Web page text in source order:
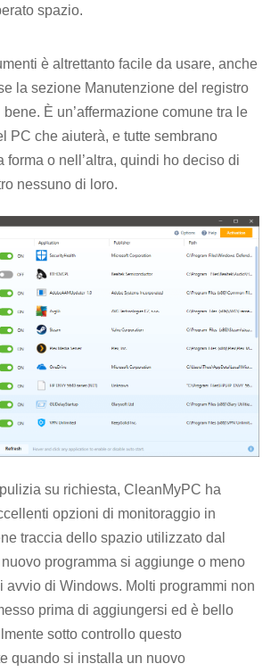
spazio.
è altrettanto facile da usare, anche
la sezione Manutenzione del registro
È un’affermazione comune tra le
PC che aiuterà, e tutte sembrano
forma o nell’altra, quindi ho deciso di
nessuno di loro.
su richiesta, CleanMyPC ha
opzioni di monitoraggio in
traccia dello spazio utilizzato dal
programma si aggiunge o meno
avvio di Windows. Molti programmi non
prima di aggiungersi ed è bello
sotto controllo questo
quando si installa un nuovo